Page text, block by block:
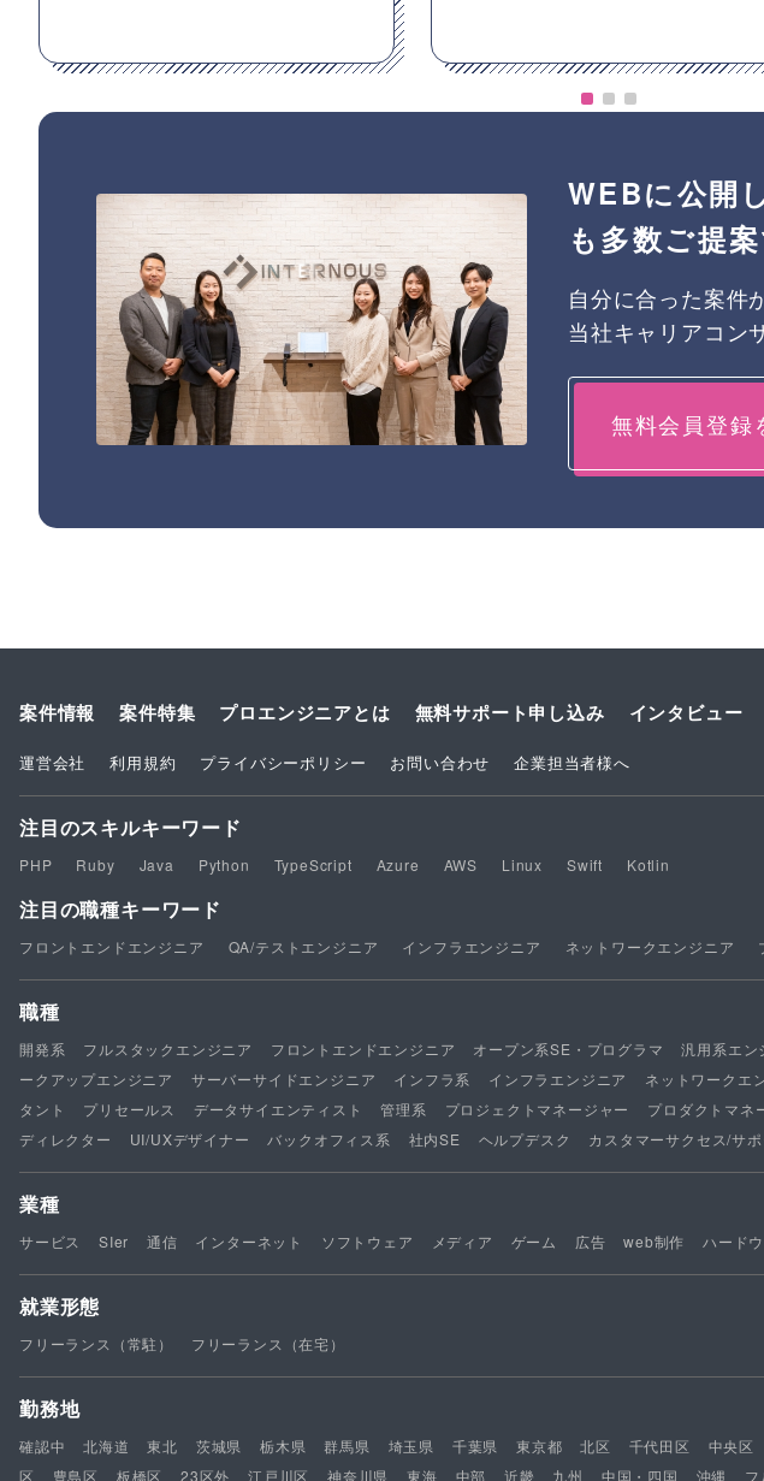
WEBに公開
も多数ご提
自分に合った案件
当社キャリアコン
無料会員登録
案件情報 案件特集 プロエンジニアとは 無料サポート申し込み インタビュー
運営会社 利用規約 プライバシーポリシー お問い合わせ 企業担当者様へ
注目のスキルキーワード
PHP Ruby Java Python TypeScript Azure AWS Linux Swift Kotlin
注目の職種キーワード
フロントエンドエンジニア QA/テストエンジニア インフラエンジニア ネットワークエンジニア
職種
開発系 フルスタックエンジニア フロントエンドエンジニア オープン系SE・プログラマ 汎用系エン
ークアップエンジニア
サーバーサイドエンジニア インフラ系 インフラエンジニア ネットワークエ
タント
プリセールス データサイエンティスト 管理系 プロジェクトマネージャー プロダクトマネ
ディレクター
UI/UXデザイナー バックオフィス系 社内SE ヘルプデスク カスタマーサクセス/サポ
業種
サービス SIer 通信 インターネット ソフトウェア メディア ゲーム 広告 web制作 ハード
就業形態
フリーランス（常駐） フリーランス（在宅）
勤務地
確認中 北海道 東北 茨城県 栃木県 群馬県 埼玉県 千葉県 東京都 北区 千代田区 中央区
区
豊島区 板橋区 23区外 江戸川区 神奈川県 東海 中部 近畿 九州 中国・四国 沖縄 フ